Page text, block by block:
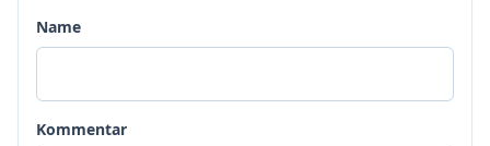
Name
Kommentar